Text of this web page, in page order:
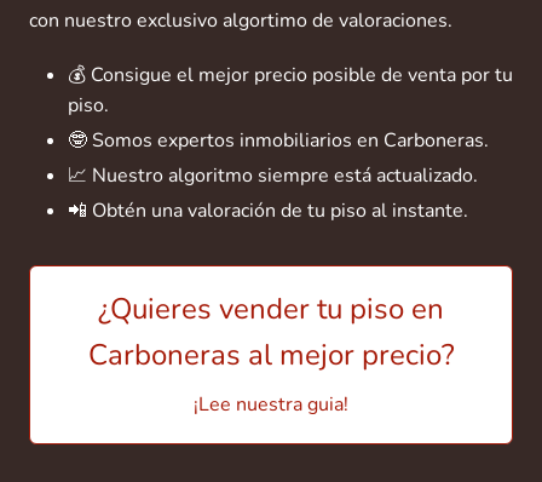
con nuestro exclusivo algortimo de valoraciones.
💰 Consigue el mejor precio posible de venta por tu
piso.
🤓 Somos expertos inmobiliarios en Carboneras.
📈 Nuestro algoritmo siempre está actualizado.
📲 Obtén una valoración de tu piso al instante.
¿Quieres vender tu piso en
Carboneras al mejor precio?
¡Lee nuestra guia!